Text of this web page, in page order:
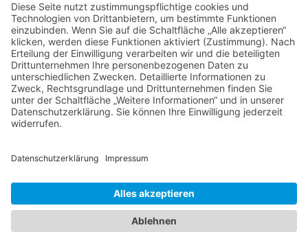
KONTAKT LÖHNE
Robert-Bosch-Str. 5
32584 Löhne
Sudbrackstr. 98
33611 Bielefeld